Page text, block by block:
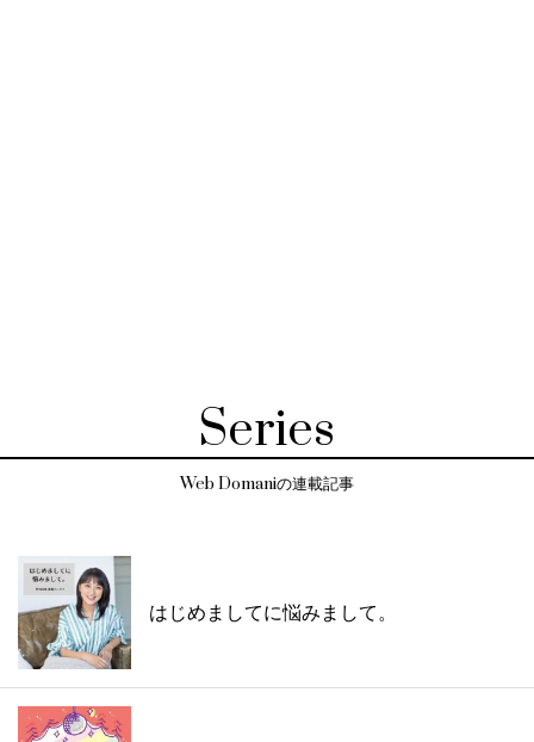
Series
Web Domaniの連載記事
はじめましてに悩みまして。